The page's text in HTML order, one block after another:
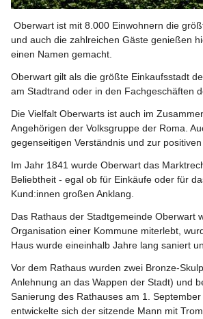
und auch die zahlreichen Gäste genießen
einen Namen gemacht.
Oberwart gilt als die größte Einkaufsstadt
am Stadtrand oder in den Fachgeschäften
Die Vielfalt Oberwarts ist auch im
Angehörigen der Volksgruppe der Roma.
gegenseitigen Verständnis und zur
Im Jahr 1841 wurde Oberwart das
Beliebtheit - egal ob für Einkäufe oder für
Kund:innen großen Anklang.
Das Rathaus der Stadtgemeinde Oberwart
Organisation einer Kommune miterlebt,
Haus wurde eineinhalb Jahre lang saniert
Vor dem Rathaus wurden zwei Bronze-
Anlehnung an das Wappen der Stadt) und
Sanierung des Rathauses am 1.
entwickelte sich der sitzende Mann mit